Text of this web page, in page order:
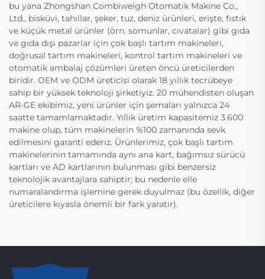
bu yana Zhongshan Combiweigh Otomatik Makine Co.,
Ltd., bisküvi, tahıllar, şeker, tuz, deniz ürünleri, erişte, fıstık
ve küçük metal ürünler (örn. somunlar, cıvatalar) gibi gıda
ve gıda dışı pazarlar için çok başlı tartım makineleri,
doğrusal tartım makineleri, kontrol tartım makineleri ve
otomatik ambalaj çözümleri üreten öncü üreticilerden
biridir. OEM ve ODM üreticisi olarak 18 yıllık tecrübeye
sahip bir yüksek teknoloji şirketiyiz. 20 mühendisten oluşan
AR-GE ekibimiz, yeni ürünler için şemaları yalnızca 24
saatte tamamlamaktadır. Yıllık üretim kapasitemiz 3.600
makine olup, tüm makinelerin %100 zamanında sevk
edilmesini garanti ederiz. Ürünlerimiz, çok başlı tartım
makinelerinin tamamında aynı ana kart, bağımsız sürücü
kartları ve AD kartlarının bulunması gibi benzersiz
teknolojik avantajlara sahiptir; bu nedenle elle
numaralandırma işlemine gerek duyulmaz (bu özellik, diğer
üreticilere kıyasla önemli bir fark yaratır).